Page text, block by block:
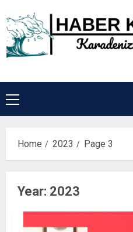
to
content
Primary
Menu
Home 2023 Page 3
Year: 2023